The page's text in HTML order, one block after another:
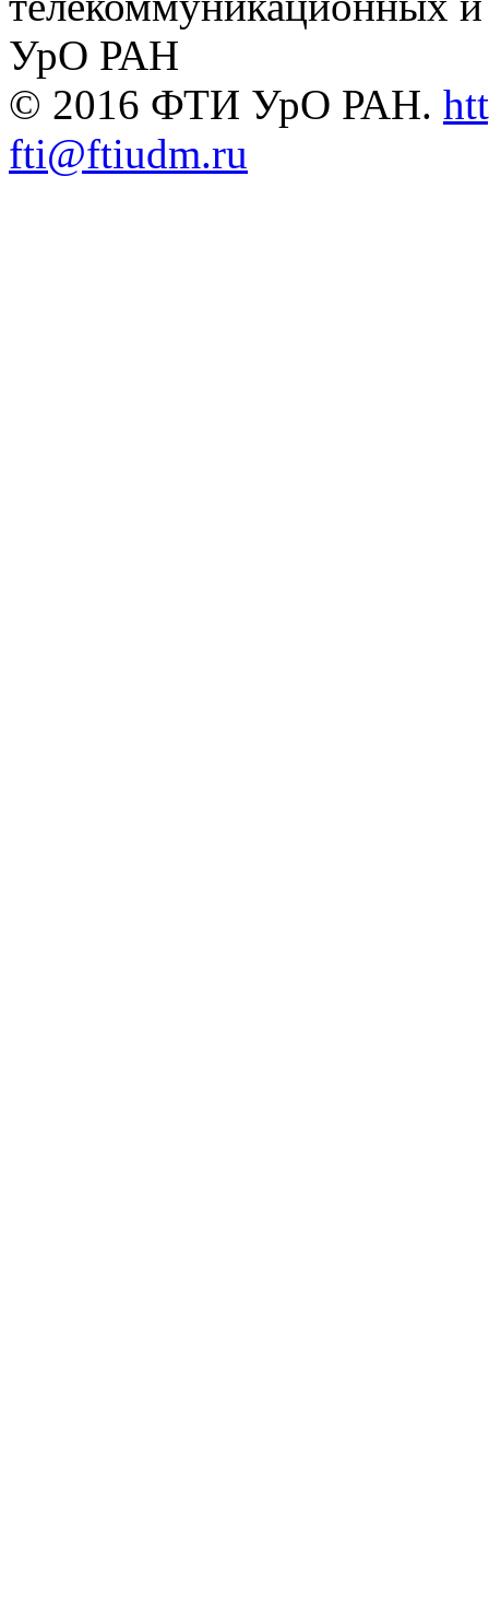
УрО РАН
© 2016 ФТИ УрО РАН.
fti@ftiudm.ru